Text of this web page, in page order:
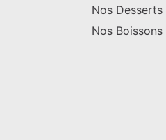
Nos Desserts
Nos Boissons